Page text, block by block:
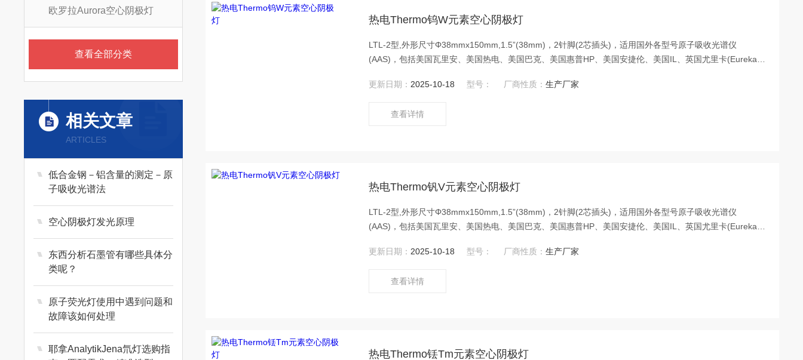
欧罗拉Aurora空心阴极灯
查看全部分类
相关文章
ARTICLES
低合金钢－铝含量的测定－原
子吸收光谱法
空心阴极灯发光原理
东西分析石墨管有哪些具体分
类呢？
原子荧光灯使用中遇到问题和
故障该如何处理
耶拿AnalytikJena氘灯选购指
热电Thermo钨W元素空心阴极灯
LTL-2型,外形尺寸Φ38mmx150mm,1.5”(38mm)，2针脚(2芯插头)，适用国外各型号原子吸收光谱仪
(AAS)，包括美国瓦里安、美国热电、美国巴克、美国惠普HP、美国安捷伦、美国IL、英国尤里卡(Eureka
号原子吸收光谱仪(AAS)。热电Thermo钨W元素空心阴极灯
更新日期： 2025-10-18 型号： 厂商性质：生产厂家
查看详情
热电Thermo钒V元素空心阴极灯
LTL-2型,外形尺寸Φ38mmx150mm,1.5”(38mm)，2针脚(2芯插头)，适用国外各型号原子吸收光谱仪
(AAS)，包括美国瓦里安、美国热电、美国巴克、美国惠普HP、美国安捷伦、美国IL、英国尤里卡(Eureka
号原子吸收光谱仪(AAS)。热电Thermo钒V元素空心阴极灯
更新日期： 2025-10-18 型号： 厂商性质：生产厂家
查看详情
热电Thermo铥Tm元素空心阴极灯